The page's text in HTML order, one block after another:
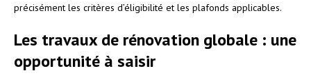
précisément les critères d’éligibilité et les plafonds applicables.
Les travaux de rénovation globale : une
opportunité à saisir